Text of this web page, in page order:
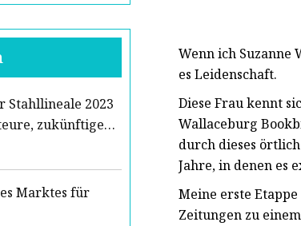
Stahllineale 2023
zukünftige
Marktes für
Wenn ich Suzanne
es Leidenschaft.
Diese Frau kennt
Wallaceburg
durch dieses
Jahre, in denen es
Meine erste
Zeitungen zu